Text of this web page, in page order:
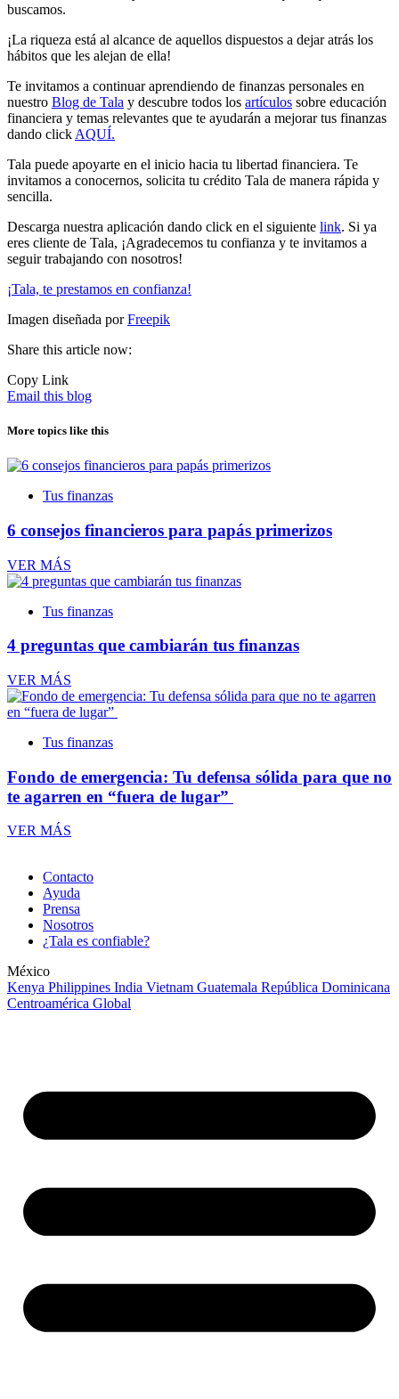
buscamos.
¡La riqueza está al alcance de aquellos dispuestos a dejar atrás los
hábitos que les alejan de ella!
Te invitamos a continuar aprendiendo de finanzas personales en
nuestro Blog de Tala y descubre todos los artículos sobre educación
financiera y temas relevantes que te ayudarán a mejorar tus finanzas
dando click AQUÍ.
Tala puede apoyarte en el inicio hacia tu libertad financiera. Te
invitamos a conocernos, solicita tu crédito Tala de manera rápida y
sencilla.
Descarga nuestra aplicación dando click en el siguiente link. Si ya
eres cliente de Tala, ¡Agradecemos tu confianza y te invitamos a
seguir trabajando con nosotros!
¡Tala, te prestamos en confianza!
Imagen diseñada porFreepik
Share this article now:
Copy Link
Email this blog
More topics like this
Tus finanzas
6 consejos financieros para papás primerizos
VER MÁS
Tus finanzas
4 preguntas que cambiarán tus finanzas
VER MÁS
Tus finanzas
Fondo de emergencia: Tu defensa sólida para que no
te agarren en “fuera de lugar”
VER MÁS
Contacto
Ayuda
Prensa
Nosotros
¿Tala es confiable?
México
Kenya Philippines India Vietnam Guatemala República Dominicana
Centroamérica Global